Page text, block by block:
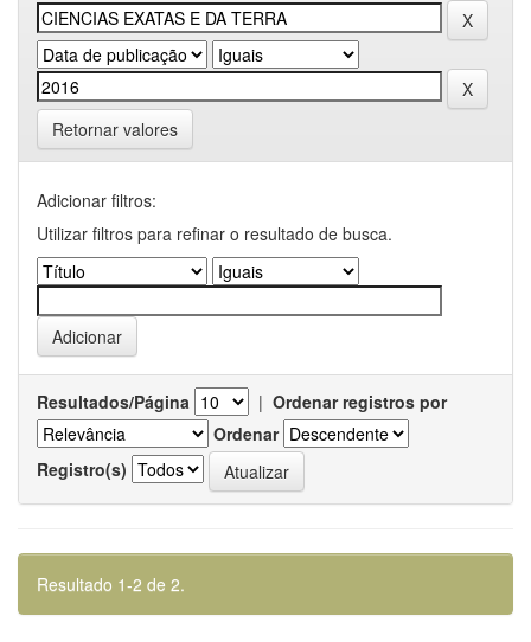
Retornar valores
Adicionar filtros:
Utilizar filtros para refinar o resultado de busca.
Resultados/Página | Ordenar registros por
Ordenar
Registro(s)
Resultado 1-2 de 2.